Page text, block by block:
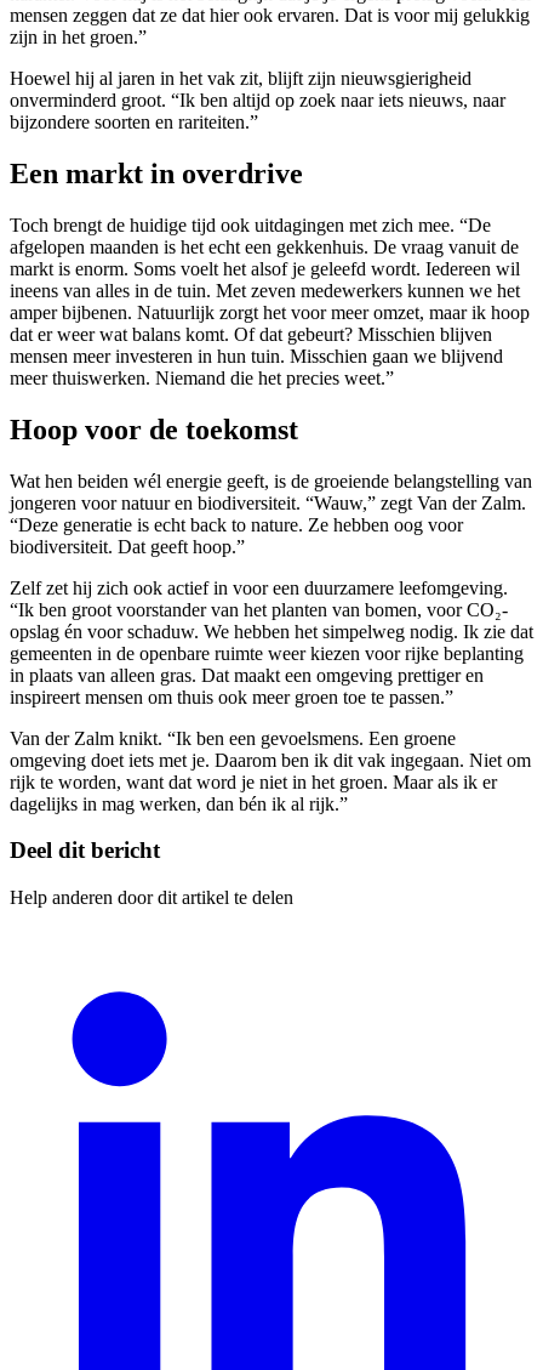
mensen zeggen dat ze dat hier ook ervaren. Dat is voor mij gelukkig
zijn in het groen.”
Hoewel hij al jaren in het vak zit, blijft zijn nieuwsgierigheid
onverminderd groot. “Ik ben altijd op zoek naar iets nieuws, naar
bijzondere soorten en rariteiten.”
Een markt in overdrive
Toch brengt de huidige tijd ook uitdagingen met zich mee. “De
afgelopen maanden is het echt een gekkenhuis. De vraag vanuit de
markt is enorm. Soms voelt het alsof je geleefd wordt. Iedereen wil
ineens van alles in de tuin. Met zeven medewerkers kunnen we het
amper bijbenen. Natuurlijk zorgt het voor meer omzet, maar ik hoop
dat er weer wat balans komt. Of dat gebeurt? Misschien blijven
mensen meer investeren in hun tuin. Misschien gaan we blijvend
meer thuiswerken. Niemand die het precies weet.”
Hoop voor de toekomst
Wat hen beiden wél energie geeft, is de groeiende belangstelling van
jongeren voor natuur en biodiversiteit. “Wauw,” zegt Van der Zalm.
“Deze generatie is echt back to nature. Ze hebben oog voor
biodiversiteit. Dat geeft hoop.”
Zelf zet hij zich ook actief in voor een duurzamere leefomgeving.
“Ik ben groot voorstander van het planten van bomen, voor CO₂-
opslag én voor schaduw. We hebben het simpelweg nodig. Ik zie dat
gemeenten in de openbare ruimte weer kiezen voor rijke beplanting
in plaats van alleen gras. Dat maakt een omgeving prettiger en
inspireert mensen om thuis ook meer groen toe te passen.”
Van der Zalm knikt. “Ik ben een gevoelsmens. Een groene
omgeving doet iets met je. Daarom ben ik dit vak ingegaan. Niet om
rijk te worden, want dat word je niet in het groen. Maar als ik er
dagelijks in mag werken, dan bén ik al rijk.”
Deel dit bericht
Help anderen door dit artikel te delen